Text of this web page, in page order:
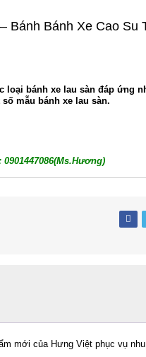
Bánh Bánh Xe Cao Su
loại bánh xe lau sàn đáp ứng
mẫu bánh xe lau sàn.
0901447086(Ms.Hương)
mới của Hưng Việt phục vụ